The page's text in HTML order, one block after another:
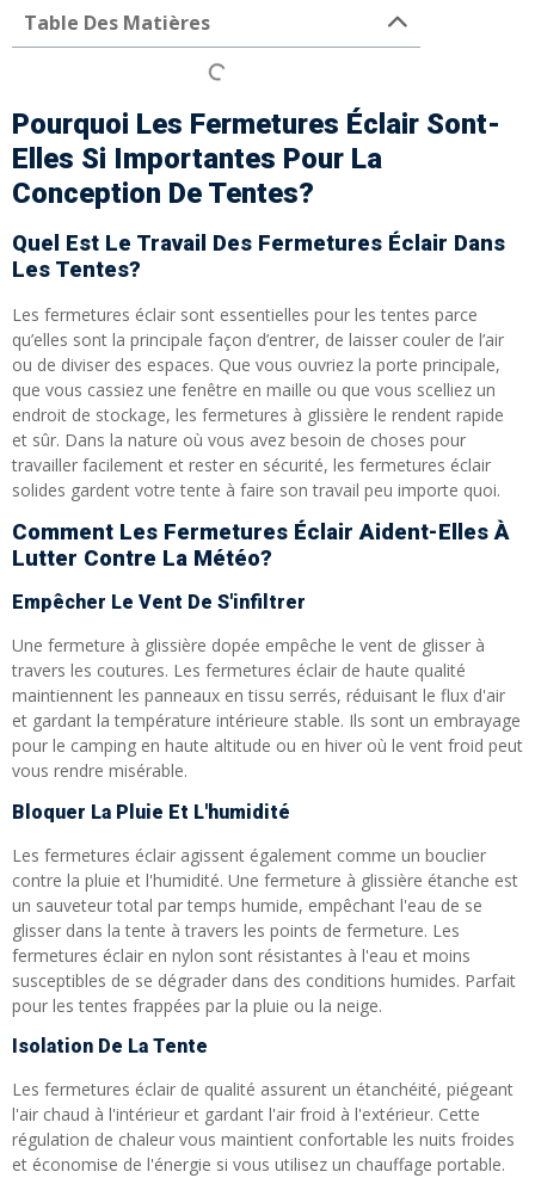
Table Des Matières
Pourquoi Les Fermetures Éclair Sont-
Elles Si Importantes Pour La
Conception De Tentes?
Quel Est Le Travail Des Fermetures Éclair Dans
Les Tentes?
Les fermetures éclair sont essentielles pour les tentes parce
qu’elles sont la principale façon d’entrer, de laisser couler de l’air
ou de diviser des espaces. Que vous ouvriez la porte principale,
que vous cassiez une fenêtre en maille ou que vous scelliez un
endroit de stockage, les fermetures à glissière le rendent rapide
et sûr. Dans la nature où vous avez besoin de choses pour
travailler facilement et rester en sécurité, les fermetures éclair
solides gardent votre tente à faire son travail peu importe quoi.
Comment Les Fermetures Éclair Aident-Elles À
Lutter Contre La Météo?
Empêcher Le Vent De S'infiltrer
Une fermeture à glissière dopée empêche le vent de glisser à
travers les coutures. Les fermetures éclair de haute qualité
maintiennent les panneaux en tissu serrés, réduisant le flux d'air
et gardant la température intérieure stable. Ils sont un embrayage
pour le camping en haute altitude ou en hiver où le vent froid peut
vous rendre misérable.
Bloquer La Pluie Et L'humidité
Les fermetures éclair agissent également comme un bouclier
contre la pluie et l'humidité. Une fermeture à glissière étanche est
un sauveteur total par temps humide, empêchant l'eau de se
glisser dans la tente à travers les points de fermeture. Les
fermetures éclair en nylon sont résistantes à l'eau et moins
susceptibles de se dégrader dans des conditions humides. Parfait
pour les tentes frappées par la pluie ou la neige.
Isolation De La Tente
Les fermetures éclair de qualité assurent un étanchéité, piégeant
l'air chaud à l'intérieur et gardant l'air froid à l'extérieur. Cette
régulation de chaleur vous maintient confortable les nuits froides
et économise de l'énergie si vous utilisez un chauffage portable.